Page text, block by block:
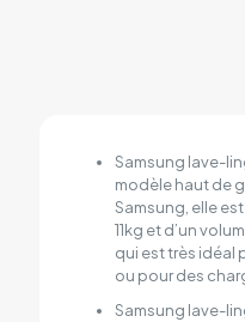
Samsung lave-
modèle haut de
Samsung, elle
11kg et d’un
qui est très idéal
ou pour des
Samsung lave-